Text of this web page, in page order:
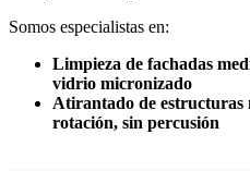
Somos especialistas en:
Limpieza de fachadas
vidrio micronizado
Atirantado de
rotación, sin percusión